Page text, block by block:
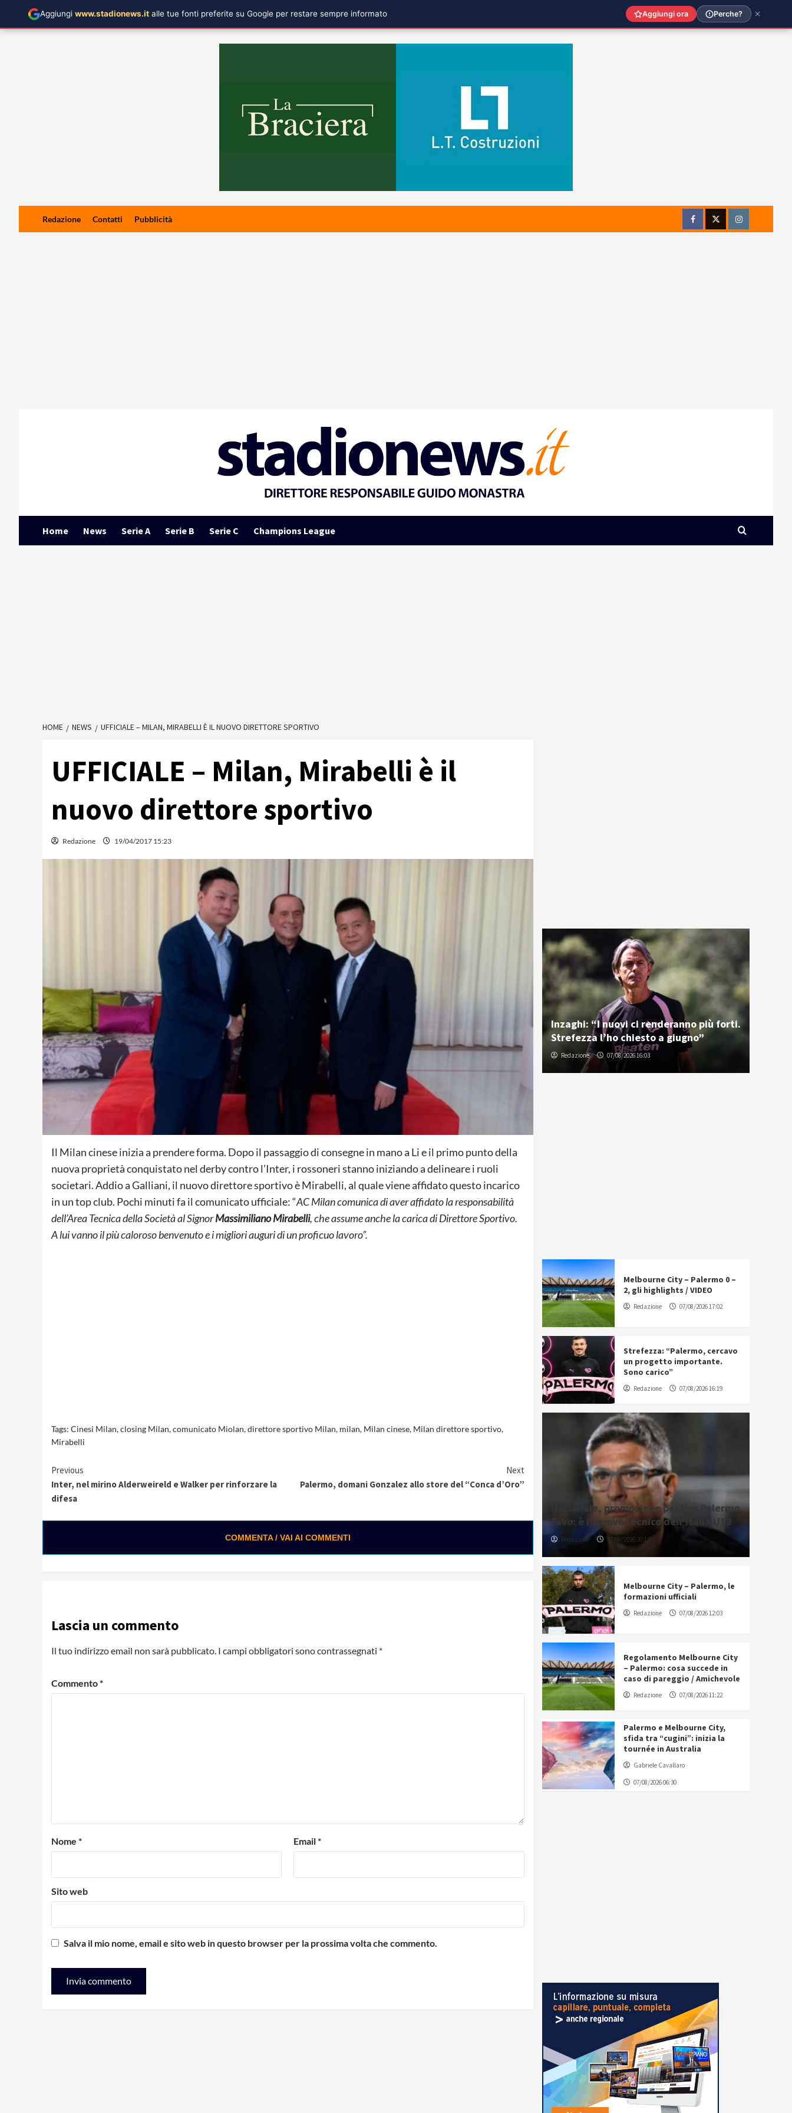
Redazione Contatti Pubblicità
FacebookTwitterInstagram
Home News Serie A Serie B Serie C Champions League
HOME NEWS UFFICIALE – MILAN, MIRABELLI È IL NUOVO DIRETTORE SPORTIVO
UFFICIALE – Milan, Mirabelli è il
nuovo direttore sportivo
Redazione 19/04/2017 15:23
Il Milan cinese inizia a prendere forma. Dopo il passaggio di consegne in mano a Li e il primo punto della
nuova proprietà conquistato nel derby contro l’Inter, i rossoneri stanno iniziando a delineare i ruoli
societari. Addio a Galliani, il nuovo direttore sportivo è Mirabelli, al quale viene affidato questo incarico
in un top club. Pochi minuti fa il comunicato ufficiale: “AC Milan comunica di aver affidato la responsabilità
dell’Area Tecnica della Società al SignorMassimiliano Mirabelli, che assume anche la carica di Direttore Sportivo.
A lui vanno il più caloroso benvenuto e i migliori auguri di un proficuo lavoro”.
Tags: Cinesi Milan,closing Milan,comunicato Miolan,direttore sportivo Milan, milan, Milan cinese, Milan direttore sportivo,
Mirabelli
Continue
Reading
Previous
Inter, nel mirino Alderweireld e Walker per rinforzare la
difesa
Next
Palermo, domani Gonzalez allo store del “Conca d’Oro”
COMMENTA / VAI AI COMMENTI
Lascia un commento
Il tuo indirizzo email non sarà pubblicato. I campi obbligatori sono contrassegnati *
Commento*
Nome * Email*
Sito web
Salva il mio nome, email e sito web in questo browser per la prossima volta che commento.
Inzaghi: “I nuovi ci renderanno più forti.
Strefezza l’ho chiesto a giugno”
Redazione 07/08/2026 16:03
Melbourne City – Palermo 0 –
2, gli highlights / VIDEO
Redazione 07/08/2026 17:02
Strefezza: “Palermo, cercavo
un progetto importante.
Sono carico”
Redazione 07/08/2026 16:19
Nazionale, promozione per l’ex Palermo
Favo: è il nuovo tecnico dell’Italia U19
Redazione 07/08/2026 20:12
Melbourne City – Palermo, le
formazioni ufficiali
Redazione 07/08/2026 12:03
Regolamento Melbourne City
– Palermo: cosa succede in
caso di pareggio / Amichevole
Redazione 07/08/2026 11:22
Palermo e Melbourne City,
sfida tra “cugini”: inizia la
tournée in Australia
Gabriele Cavallaro
07/08/2026 06:30
Aggiungi www.stadionews.it alle tue fonti preferite su Google per restare sempre informato Aggiungi ora Perche?